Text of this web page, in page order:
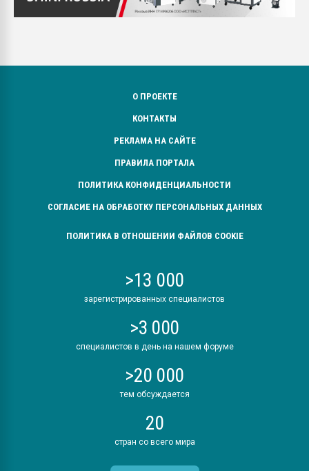
О ПРОЕКТЕ
КОНТАКТЫ
РЕКЛАМА НА САЙТЕ
ПРАВИЛА ПОРТАЛА
ПОЛИТИКА КОНФИДЕНЦИАЛЬНОСТИ
СОГЛАСИЕ НА ОБРАБОТКУ ПЕРСОНАЛЬНЫХ ДАННЫХ
ПОЛИТИКА В ОТНОШЕНИИ ФАЙЛОВ COOKIE
>13 000
зарегистрированных специалистов
>3 000
специалистов в день на нашем форуме
>20 000
тем обсуждается
20
стран со всего мира